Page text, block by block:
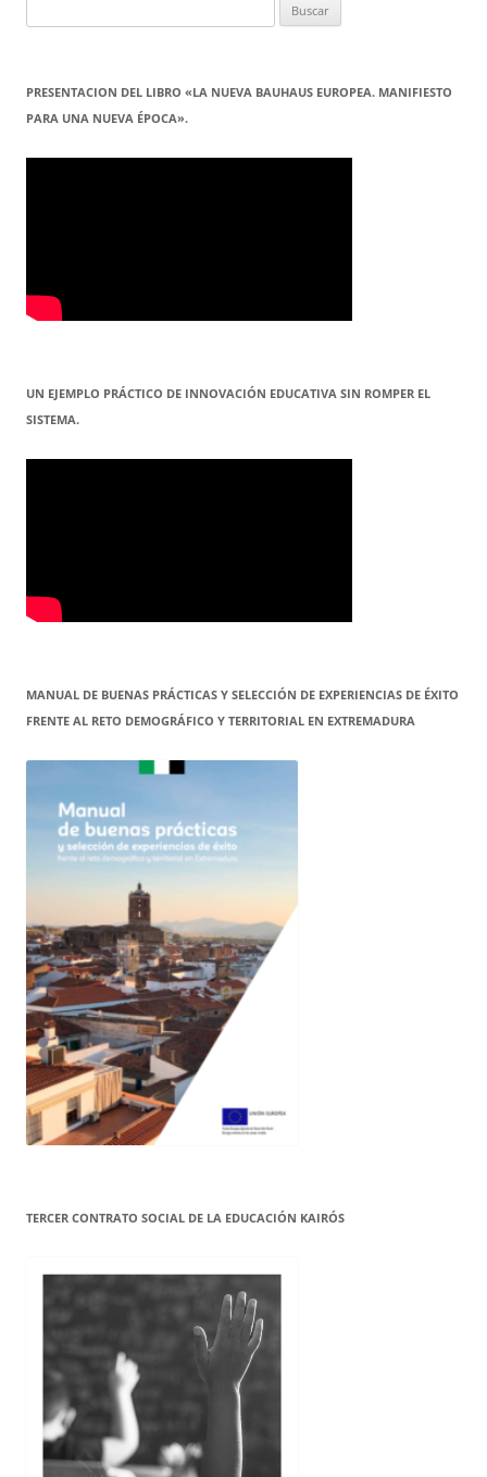
PRESENTACION DEL LIBRO «LA NUEVA BAUHAUS EUROPEA. MANIFIESTO
PARA UNA NUEVA ÉPOCA».
UN EJEMPLO PRÁCTICO DE INNOVACIÓN EDUCATIVA SIN ROMPER EL
SISTEMA.
MANUAL DE BUENAS PRÁCTICAS Y SELECCIÓN DE EXPERIENCIAS DE ÉXITO
FRENTE AL RETO DEMOGRÁFICO Y TERRITORIAL EN EXTREMADURA
TERCER CONTRATO SOCIAL DE LA EDUCACIÓN KAIRÓS